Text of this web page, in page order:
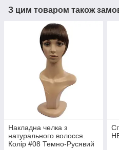
З цим товаром також
Накладна челка з
натурального волосся.
Колір #08 Темно-Русявий